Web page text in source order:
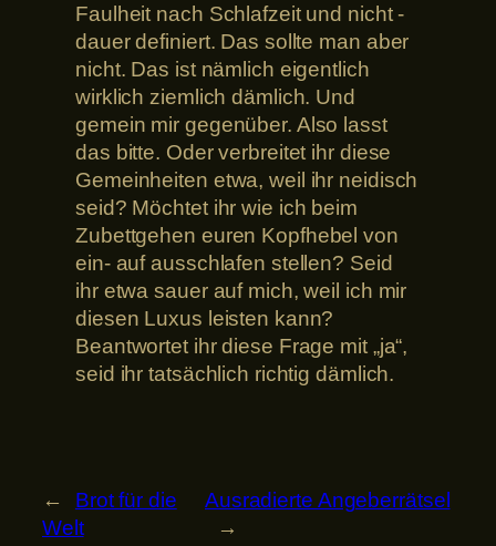
Faulheit nach Schlafzeit und nicht -
dauer definiert. Das sollte man aber
nicht. Das ist nämlich eigentlich
wirklich ziemlich dämlich. Und
gemein mir gegenüber. Also lasst
das bitte. Oder verbreitet ihr diese
Gemeinheiten etwa, weil ihr neidisch
seid? Möchtet ihr wie ich beim
Zubettgehen euren Kopfhebel von
ein- auf ausschlafen stellen? Seid
ihr etwa sauer auf mich, weil ich mir
diesen Luxus leisten kann?
Beantwortet ihr diese Frage mit „ja“,
seid ihr tatsächlich richtig dämlich.
←
Brot für die
Welt
Ausradierte Angeberrätsel
→